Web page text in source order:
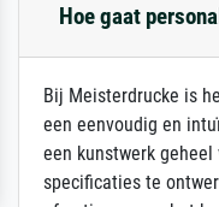
Hoe gaat
Bij Meisterdrucke is
een eenvoudig en
een kunstwerk
specificaties te